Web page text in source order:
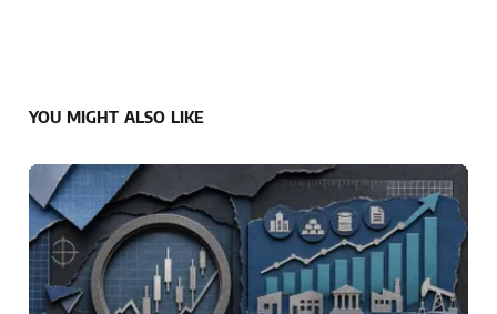
YOU MIGHT ALSO LIKE